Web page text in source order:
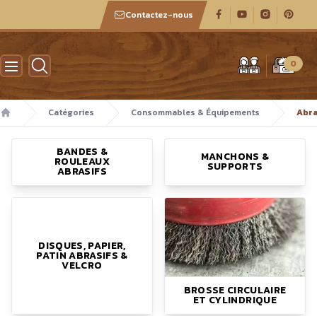
Contactez-nous
Atelier des boiseux 0
Accueil
Catégories Consommables & Équipements
BANDES &
ROULEAUX
ABRASIFS
MANCHONS &
SUPPORTS
DISQUES, PAPIER,
PATIN ABRASIFS &
VELCRO
BROSSE CIRCULAIRE
ET CYLINDRIQUE